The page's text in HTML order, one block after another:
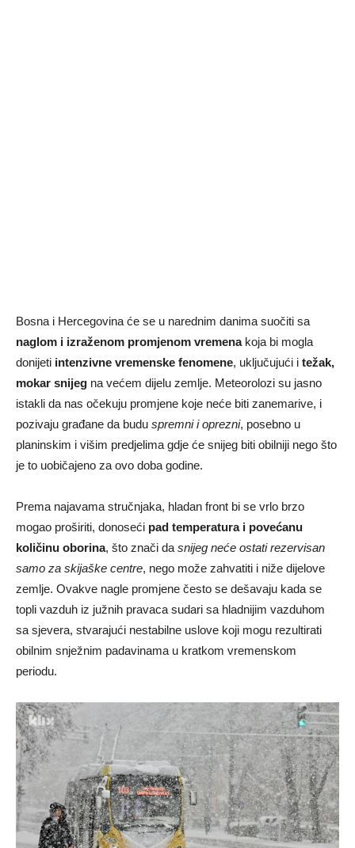
Bosna i Hercegovina će se u narednim danima suočiti sa
naglom i izraženom promjenom vremenakoja bi mogla
donijeti intenzivne vremenske fenomene, uključujući i težak,
mokar snijeg na većem dijelu zemlje. Meteorolozi su jasno
istakli da nas očekuju promjene koje neće biti zanemarive, i
pozivaju građane da budu spremni i oprezni, posebno u
planinskim i višim predjelima gdje će snijeg biti obilniji nego što
je to uobičajeno za ovo doba godine.
Prema najavama stručnjaka, hladan front bi se vrlo brzo
mogao proširiti, donoseći pad temperatura i povećanu
količinu oborina, što znači da snijeg neće ostati rezervisan
samo za skijaške centre, nego može zahvatiti i niže dijelove
zemlje. Ovakve nagle promjene često se dešavaju kada se
topli vazduh iz južnih pravaca sudari sa hladnijim vazduhom
sa sjevera, stvarajući nestabilne uslove koji mogu rezultirati
obilnim snježnim padavinama u kratkom vremenskom
periodu.